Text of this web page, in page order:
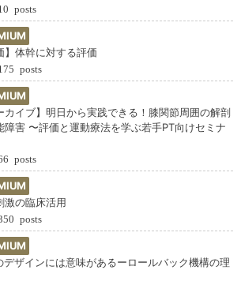
posts
】体幹に対する評価
posts
カイブ】明日から実践できる！膝関節周囲の解剖
障害 〜評価と運動療法を学ぶ若手PT向けセミナ
posts
激の臨床活用
posts
デザインには意味があるーロールバック機構の理